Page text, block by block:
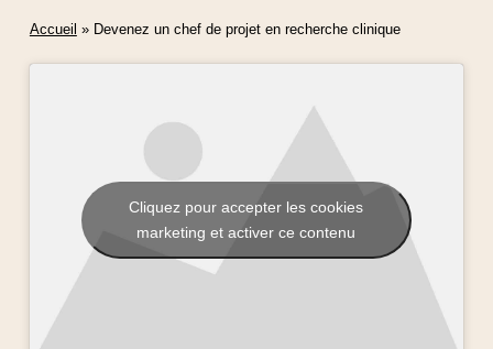
Accueil » Devenez un chef de projet en recherche clinique
Cliquez pour accepter les cookies
marketing et activer ce contenu